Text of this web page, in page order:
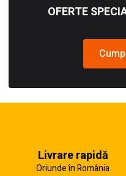
OFERTE
Livrare rapidă
Oriunde în România